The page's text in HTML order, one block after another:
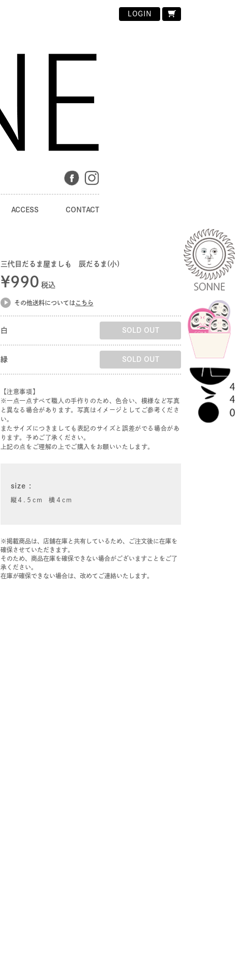
LOGIN
ACCESS CONTACT
三代目だるま屋ましも 辰だるま(小)
¥990 税込
その他送料については こちら
白 SOLD OUT
緑 SOLD OUT
【注意事項】
※一点一点すべて職人の手作りのため、色合い、模様など写真
と異なる場合があります。写真はイメージとしてご参考くださ
い。
またサイズにつきましても表記のサイズと誤差がでる場合があ
ります。予めご了承ください。
上記の点をご理解の上でご購入をお願いいたします。
size
縦４.５cm 横４cm
※掲載商品は、店舗在庫と共有しているため、ご注文後に在庫を
確保させていただきます。
そのため、商品在庫を確保できない場合がございますことをご了
承ください。
在庫が確保できない場合は、改めてご連絡いたします。